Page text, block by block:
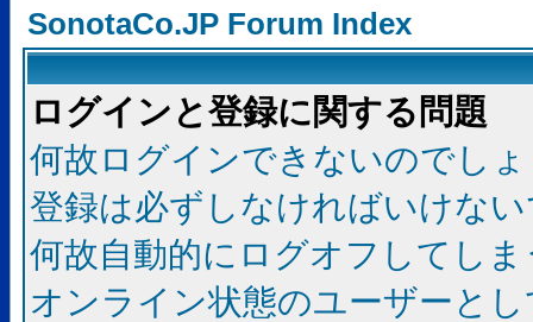
SonotaCo.JP Forum Index
ログインと登録に関する問題
何故ログインできないのでし
登録は必ずしなければいけな
何故自動的にログオフしてし
オンライン状態のユーザーと